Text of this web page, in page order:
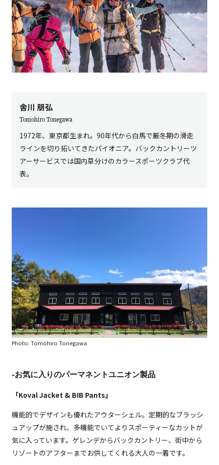
舎川 朋弘
Tomohiro Tonegawa
1972年、東京都生まれ。90年代から白馬で厳冬期の滑走
ラインを切り拓いてきたパイオニア。バックカントリーツ
アーサービスでは国内草分けのカラースポーツクラブ代
表。
Photo: Tomohiro Tonegawa
-お気に入りのパーマネントユニオン製品
「Koval Jacket & BIB Pants」
機能的でデザインも優れたアウターシェル。定期的なブラッシ
ュアップが施され、多機能でいてよりスポーティーなカットが
気に入っています。ゲレンデからバックカントリー、街中から
リゾートのアフターまでお供してくれる大人の一着です。